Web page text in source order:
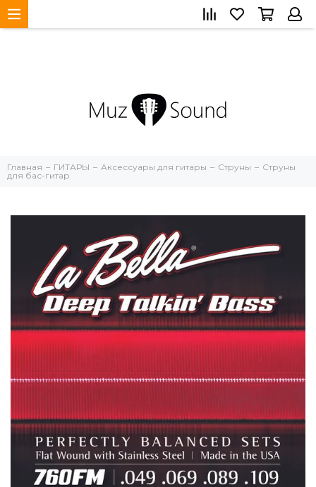
Главная ГИТАРЫ Аксессуары для гитары Струны
Струны
для бас-гитар